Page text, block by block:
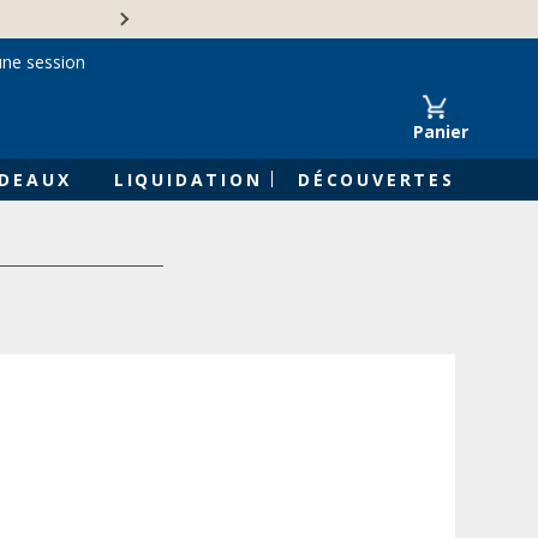
Panier
LIQUIDATION DÉCOUVERTES
session